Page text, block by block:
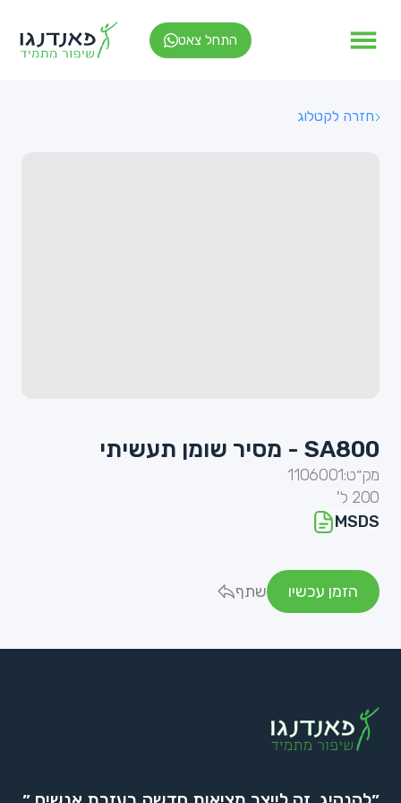
התחל צאט
חזרה לקטלוג
SA800 - מסיר שומן תעשיתי
מק״ט:1106001
200 ל'
MSDS
הזמן עכשיו שתף